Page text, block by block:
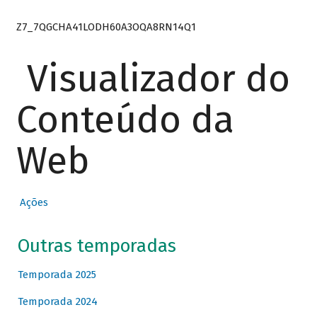
Z7_7QGCHA41LODH60A3OQA8RN14Q1
Visualizador do
Conteúdo da
Web
Ações
Outras temporadas
Temporada 2025
Temporada 2024